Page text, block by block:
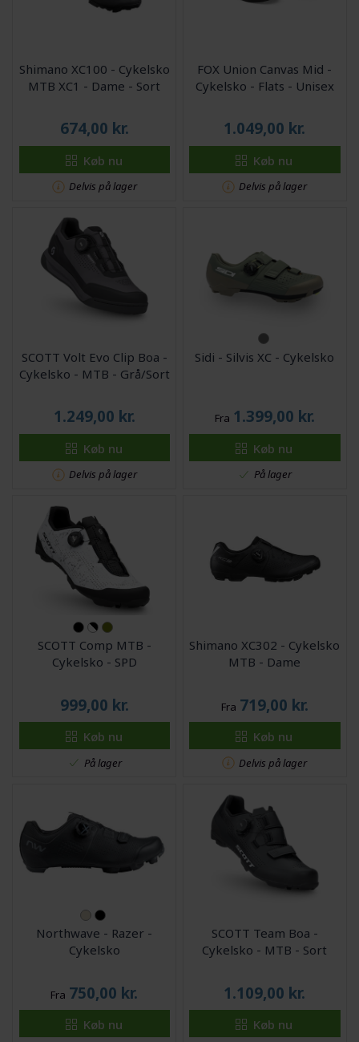
Shimano XC100 - Cykelsko
MTB XC1 - Dame - Sort
674,00 kr.
Køb nu
Delvis på lager
FOX Union Canvas Mid -
Cykelsko - Flats - Unisex
1.049,00 kr.
Køb nu
Delvis på lager
SCOTT Volt Evo Clip Boa -
Cykelsko - MTB - Grå/Sort
1.249,00 kr.
Køb nu
Delvis på lager
Sidi - Silvis XC - Cykelsko
Fra 1.399,00 kr.
Køb nu
På lager
SCOTT Comp MTB -
Cykelsko - SPD
999,00 kr.
Køb nu
På lager
Shimano XC302 - Cykelsko
MTB - Dame
Fra 719,00 kr.
Køb nu
Delvis på lager
Northwave - Razer -
Cykelsko
Fra 750,00 kr.
Køb nu
SCOTT Team Boa -
Cykelsko - MTB - Sort
1.109,00 kr.
Køb nu